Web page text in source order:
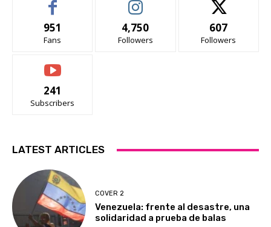
951
Fans
4,750
Followers
607
Followers
241
Subscribers
LATEST ARTICLES
COVER 2
Venezuela: frente al desastre, una
solidaridad a prueba de balas